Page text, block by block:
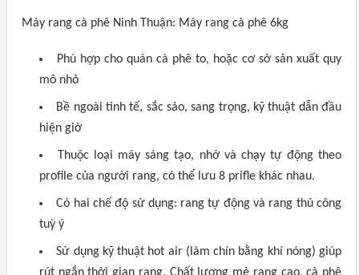
Máy rang cà phê Ninh Thuận: Máy rang cà phê 6kg
Phù hợp cho quán cà phê to, hoặc cơ sở sản xuất quy
mô nhỏ
Bề ngoài tinh tế, sắc sảo, sang trọng, kỹ thuật dẫn đầu
hiện giờ
Thuộc loại máy sáng tạo, nhớ và chạy tự động theo
profile của người rang, có thể lưu 8 prifle khác nhau.
Có hai chế độ sử dụng: rang tự động và rang thủ công
tuỳ ý
Sử dụng kỹ thuật hot air (làm chín bằng khí nóng) giúp